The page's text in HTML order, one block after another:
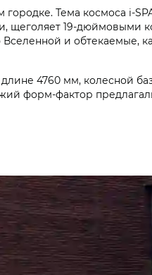
Тема космоса
щеголяет 19-дюймовыми
и обтекаемые,
4760 мм, колесной
форм-фактор